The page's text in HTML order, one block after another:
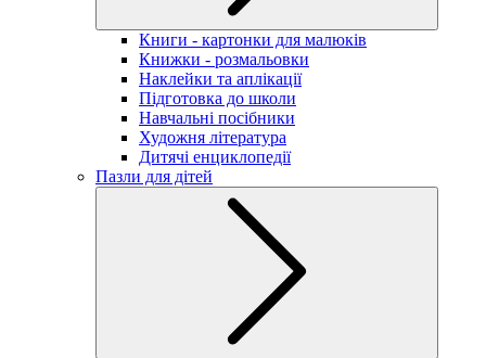
Книги - картонки для малюків
Книжки - розмальовки
Наклейки та аплікації
Підготовка до школи
Навчальні посібники
Художня література
Дитячі енциклопедії
Пазли для дітей